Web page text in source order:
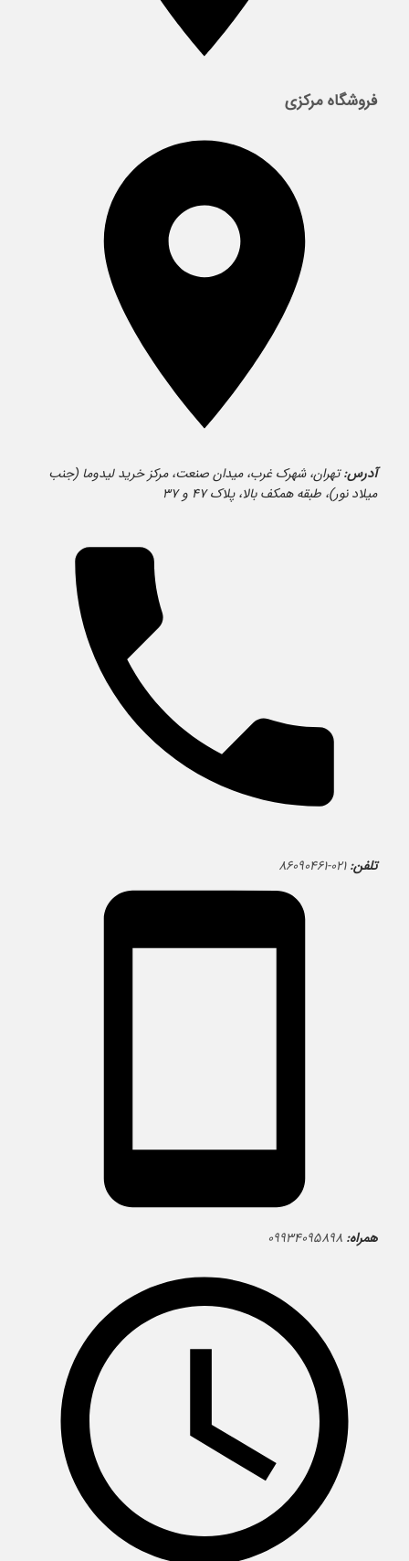
فروشگاه مرکزی
آدرس:تهران، شهرک غرب، میدان صنعت، مرکز خرید لیدوما (جنب
میلاد نور)، طبقه همکف بالا، پلاک ۴۷ و ۳۷
تلفن: ۰۲۱-۸۶۰۹۰۴۶۱
همراه: ۰۹۹۳۴۰۹۵۸۹۸